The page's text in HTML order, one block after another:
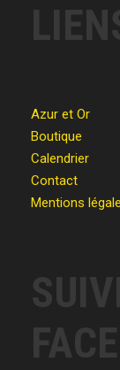
Azur et Or
Boutique
Calendrier
Contact
Mentions